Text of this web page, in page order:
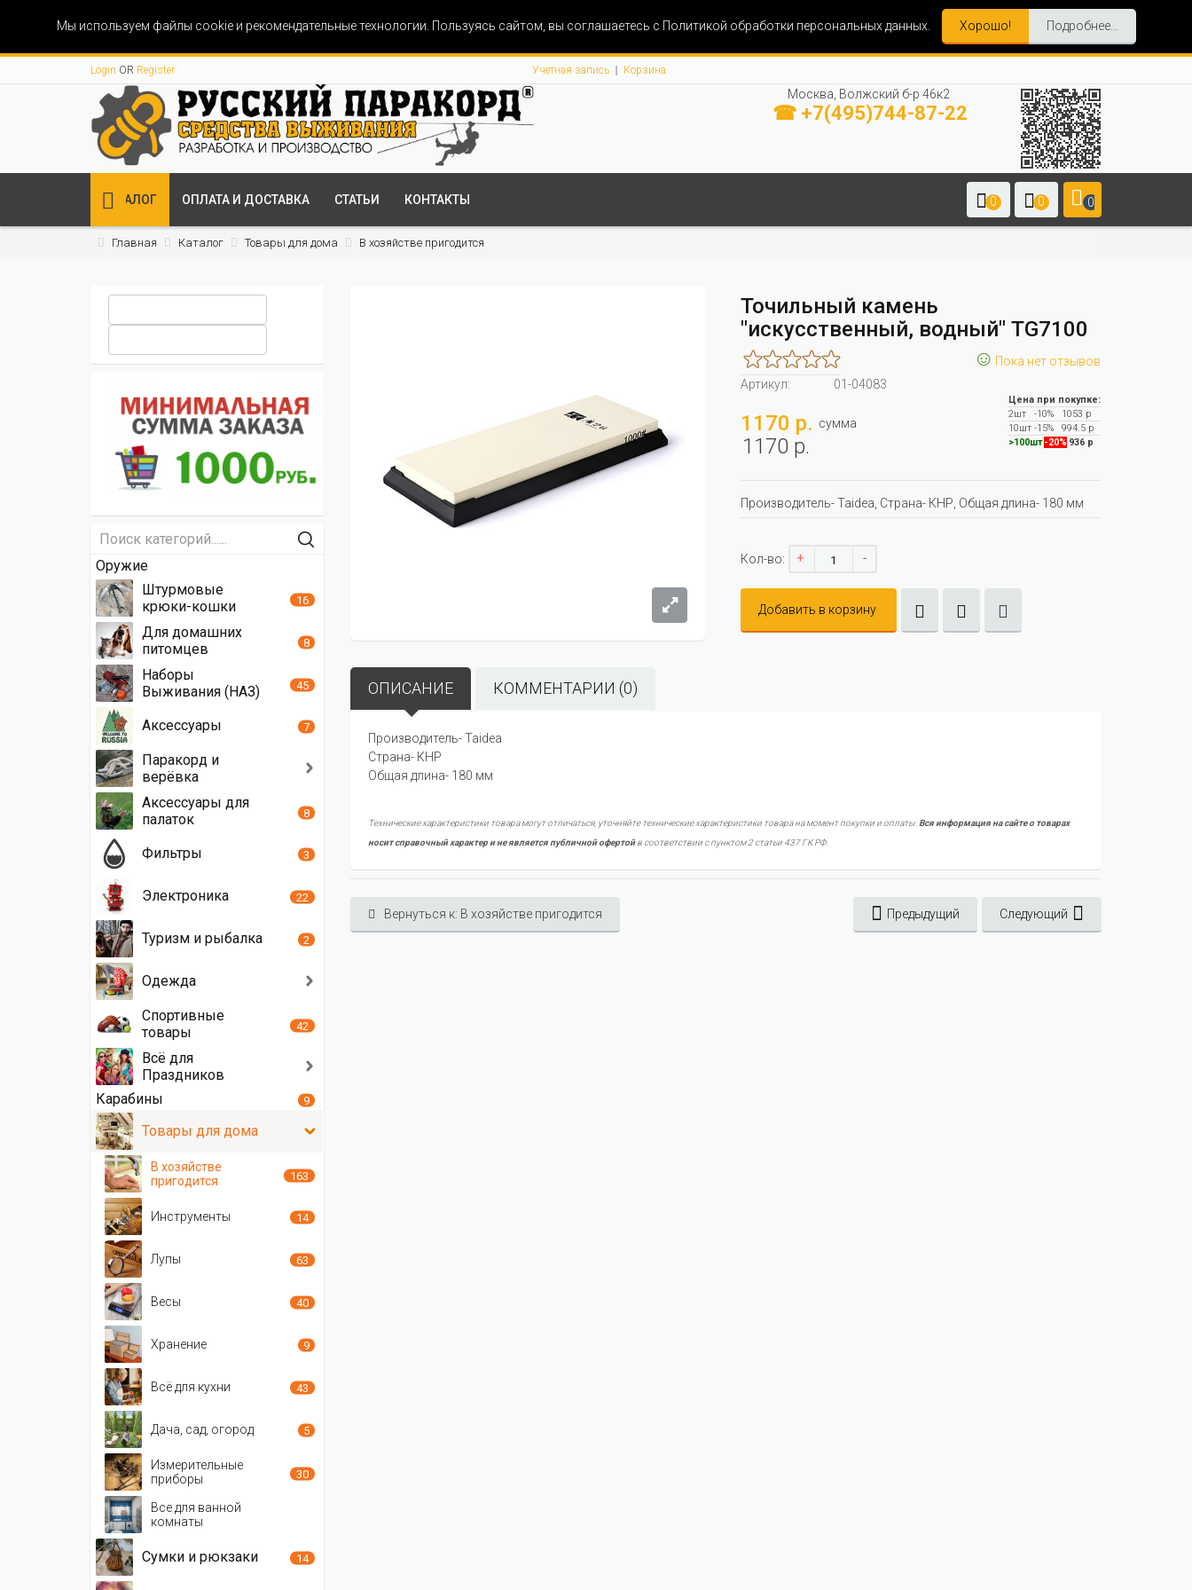
Мы используем файлы cookie и рекомендательные технологии. Пользуясь сайтом, вы соглашаетесь с Политикой обработки персональных данных. Хорошо! Подробнее...
Login OR Register Учетная запись Корзина
Москва, Волжский б-р 46к2
☎ +7(495)744-87-22
КАТАЛОГ ОПЛАТА И ДОСТАВКА СТАТЬИ КОНТАКТЫ 0 0 0
Главная Каталог Товары для дома В хозяйстве пригодится
Точильный камень
"искусственный, водный" TG7100
☺ Пока нет отзывов
Артикул:
01-04083
1170 р. сумма
1170 р.
Цена при покупке:
2шт
-10%
1053 р
10шт -15%
994.5 р
>100шт -20% 936 р
Производитель- Taidea, Страна- КНР, Oбщая длина- 180 мм
Кол-во: + -
Добавить в корзину
ОПИСАНИЕ КОММЕНТАРИИ (0)
Производитель- Taidea
Страна- КНР
Oбщая длина- 180 мм
Технические характеристики товара могут отличаться, уточняйте технические характеристики товара на момент покупки и оплаты. Вся информация на сайте о товарах
носит справочный характер и не является публичной офертойв соответствии с пунктом 2 статьи 437 ГК РФ.
Вернуться к: В хозяйстве пригодится Предыдущий Следующий
Оружие
Штурмовые
крюки-кошки
16
Для домашних
питомцев
8
Наборы
Выживания (НАЗ)
45
Аксессуары 7
Паракорд и
верёвка
Аксессуары для
палаток
8
Фильтры 3
Электроника 22
Туризм и рыбалка 2
Одежда
Спортивные
товары
42
Всё для
Праздников
Карабины
9
Товары для дома
В хозяйстве
пригодится
163
Инструменты 14
Лупы 63
Весы 40
Хранение 9
Всё для кухни 43
Дача, сад, огород 5
Измерительные
приборы
30
Все для ванной
комнаты
Сумки и рюкзаки 14